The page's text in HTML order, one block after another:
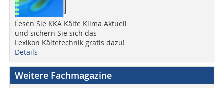
Lesen Sie KKA Kälte Klima Aktuell
und sichern Sie sich das
Lexikon Kältetechnik gratis dazu!
Details
Weitere Fachmagazine